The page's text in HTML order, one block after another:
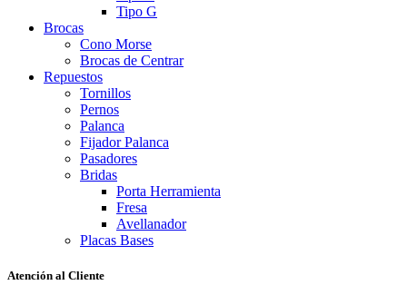
Tipo G
Brocas
Cono Morse
Brocas de Centrar
Repuestos
Tornillos
Pernos
Palanca
Fijador Palanca
Pasadores
Bridas
Porta Herramienta
Fresa
Avellanador
Placas Bases
Atención al Cliente